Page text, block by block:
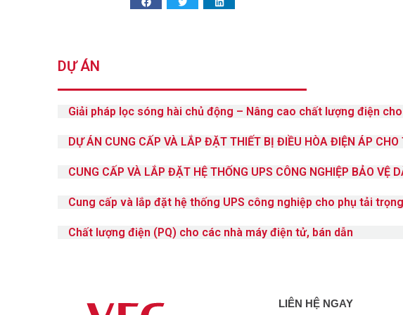
DỰ ÁN
Giải pháp lọc sóng hài chủ động – Nâng cao chất lượng điện
DỰ ÁN CUNG CẤP VÀ LẮP ĐẶT THIẾT BỊ ĐIỀU HÒA ĐIỆN ÁP CHO
CUNG CẤP VÀ LẮP ĐẶT HỆ THỐNG UPS CÔNG NGHIỆP BẢO VỆ
Cung cấp và lắp đặt hệ thống UPS công nghiệp cho phụ tải
Chất lượng điện (PQ) cho các nhà máy điện tử, bán dẫn
LIÊN HỆ NGAY